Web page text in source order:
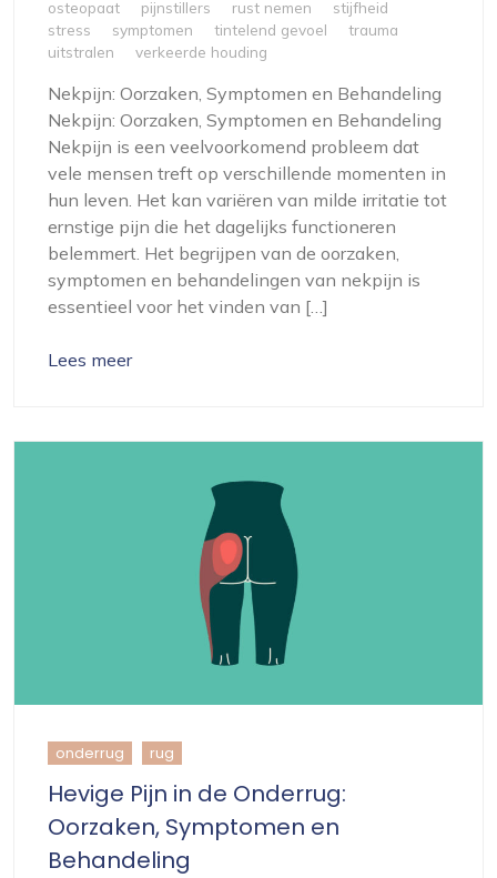
osteopaat
pijnstillers rust nemen
stijfheid
stress
symptomen tintelend gevoel
trauma
uitstralen
verkeerde houding
Nekpijn: Oorzaken, Symptomen en Behandeling
Nekpijn: Oorzaken, Symptomen en Behandeling
Nekpijn is een veelvoorkomend probleem dat
vele mensen treft op verschillende momenten in
hun leven. Het kan variëren van milde irritatie tot
ernstige pijn die het dagelijks functioneren
belemmert. Het begrijpen van de oorzaken,
symptomen en behandelingen van nekpijn is
essentieel voor het vinden van […]
Lees meer
onderrug rug
Hevige Pijn in de Onderrug:
Oorzaken, Symptomen en
Behandeling